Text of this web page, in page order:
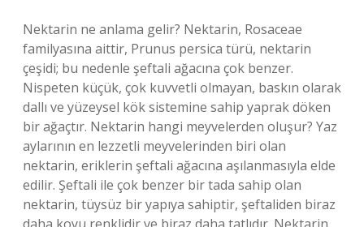
Nektarin ne anlama gelir? Nektarin, Rosaceae
familyasına aittir, Prunus persica türü, nektarin
çeşidi; bu nedenle şeftali ağacına çok benzer.
Nispeten küçük, çok kuvvetli olmayan, baskın olarak
dallı ve yüzeysel kök sistemine sahip yaprak döken
bir ağaçtır. Nektarin hangi meyvelerden oluşur? Yaz
aylarının en lezzetli meyvelerinden biri olan
nektarin, eriklerin şeftali ağacına aşılanmasıyla elde
edilir. Şeftali ile çok benzer bir tada sahip olan
nektarin, tüysüz bir yapıya sahiptir, şeftaliden biraz